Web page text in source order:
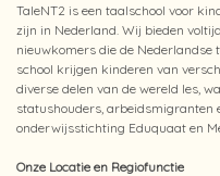
TaleNT2 is een taalschool voor
zijn in Nederland. Wij bieden
nieuwkomers die de Nederlandse
school krijgen kinderen van
diverse delen van de wereld les,
statushouders, arbeidsmigranten
onderwijsstichting Eduquaat en
Onze Locatie en Regiofunctie